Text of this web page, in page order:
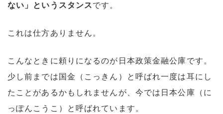
ない」というスタンスです。
これは仕方ありません。
こんなときに頼りになるのが日本政策金融公庫です。
少し前までは国金（こっきん）と呼ばれ一度は耳にし
たことがあるかもしれませんが、今では日本公庫（に
っぽんこうこ）と呼ばれています。